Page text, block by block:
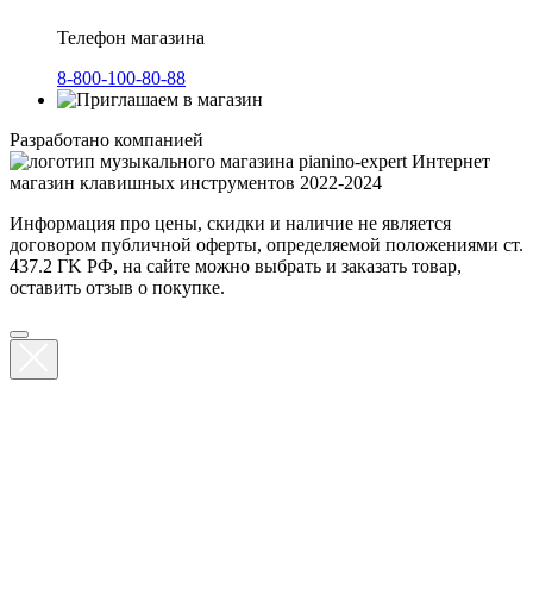
Телефон магазина
8-800-100-80-88
Разработано компанией
Интернет
магазин клавишных инструментов 2022-2024
Информация про цены, скидки и наличие не является
договором публичной оферты, определяемой положениями ст.
437.2 ГK РФ, на сайте можно выбрать и заказать товар,
оставить отзыв о покупке.